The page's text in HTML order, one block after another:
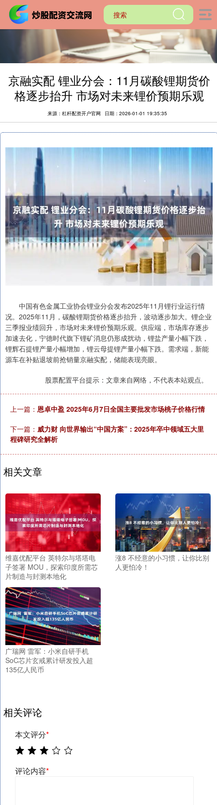
京融实配 锂业分会：11月碳酸锂期货价
格逐步抬升 市场对未来锂价预期乐观
来源：杠杆配资开户官网 日期：2026-01-01 19:35:35
中国有色金属工业协会锂业分会发布2025年11月锂行业运行情
况。2025年11月，碳酸锂期货价格逐步抬升，波动逐步加大。锂企业
三季报业绩回升，市场对未来锂价预期乐观。供应端，市场库存逐步
加速去化，宁德时代旗下锂矿消息仍形成扰动，锂盐产量小幅下跌，
锂辉石提锂产量小幅增加，锂云母提锂产量小幅下跌。需求端，新能
源车在补贴退坡前抢销量京融实配，储能表现亮眼。
股票配置平台提示：文章来自网络，不代表本站观点。
上一篇： 恩卓中盈 2025年6月7日全国主要批发市场桃子价格行情
下一篇： 威力财 向世界输出“中国方案”：2025年卒中领域五大里
程碑研究全解析
相关文章
维嘉优配平台 英特尔与塔塔电
子签署 MOU，探索印度所需芯
片制造与封测本地化
涨8 不经意的小习惯，让你比别
人更怕冷！
广瑞网 雷军：小米自研手机
SoC芯片玄戒累计研发投入超
135亿人民币
相关评论
本文评分*
评论内容*